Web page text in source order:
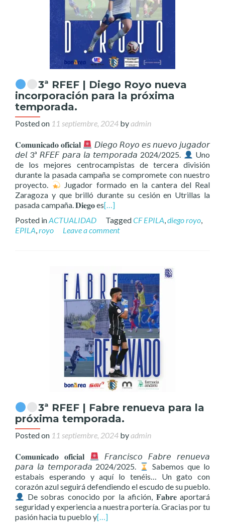
3ª RFEF | Diego Royo nueva
incorporación para la próxima
temporada.
Posted on 11 septiembre, 2024 byadmin
𝐂𝐨𝐦𝐮𝐧𝐢𝐜𝐚𝐝𝐨 𝐨𝐟𝐢𝐜𝐢𝐚𝐥
𝘋𝘪𝘦𝘨𝘰 𝘙𝘰𝘺𝘰 𝘦𝘴 𝘯𝘶𝘦𝘷𝘰 𝘫𝘶𝘨𝘢𝘥𝘰𝘳
𝘥𝘦𝘭 3ª 𝘙𝘍𝘌𝘍 𝘱𝘢𝘳𝘢 𝘭𝘢 𝘵𝘦𝘮𝘱𝘰𝘳𝘢𝘥𝘢 2024/2025.
Uno
de los mejores centrocampistas de tercera división
durante la pasada campaña se compromete con nuestro
proyecto.
Jugador formado en la cantera del Real
Zaragoza y que brilló durante su cesión en Utrillas la
pasada campaña. 𝐃𝐢𝐞𝐠𝐨 es[…]
Posted inACTUALIDAD TaggedCF EPILA,diego royo,
EPILA,royo Leave a comment
3ª RFEF | Fabre renueva para la
próxima temporada.
Posted on 11 septiembre, 2024 byadmin
𝐂𝐨𝐦𝐮𝐧𝐢𝐜𝐚𝐝𝐨 𝐨𝐟𝐢𝐜𝐢𝐚𝐥
𝘍𝘳𝘢𝘯𝘤𝘪𝘴𝘤𝘰 𝘍𝘢𝘣𝘳𝘦 𝘳𝘦𝘯𝘶𝘦𝘷𝘢
𝘱𝘢𝘳𝘢 𝘭𝘢 𝘵𝘦𝘮𝘱𝘰𝘳𝘢𝘥𝘢 2024/2025.
Sabemos que lo
estabais esperando y aquí lo tenéis… Un gato con
corazón azul seguirá defendiendo el escudo de su pueblo.
De sobras conocido por la afición, 𝐅𝐚𝐛𝐫𝐞 aportará
seguridad y experiencia a nuestra portería. Gracias por tu
pasión hacia tu pueblo y[…]